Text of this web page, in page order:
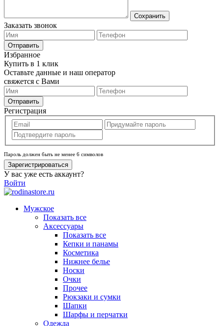
Сохранить
Заказать звонок
Отправить
Избранное
Купить в 1 клик
Оставьте данные и наш оператор
свяжется с Вами
Отправить
Регистрация
Пароль должен быть не менее 6 символов
Зарегистрироваться
У вас уже есть аккаунт?
Войти
Мужское
Показать все
Аксессуары
Показать все
Кепки и панамы
Косметика
Нижнее белье
Носки
Очки
Прочее
Рюкзаки и сумки
Шапки
Шарфы и перчатки
Одежда